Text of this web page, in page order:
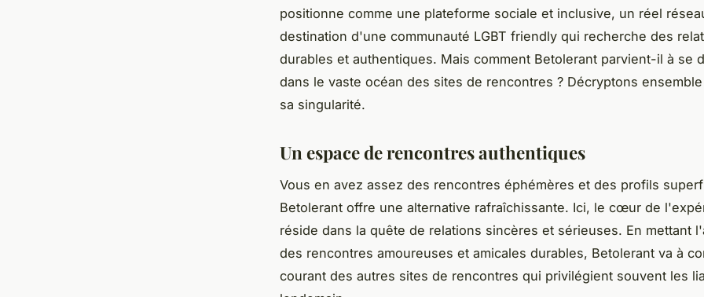
positionne comme une plateforme sociale et inclusive, un réel
destination d'une communauté LGBT friendly qui recherche des
durables et authentiques. Mais comment Betolerant parvient-il à se
dans le vaste océan des sites de rencontres ? Décryptons
sa singularité.
Un espace de rencontres authentiques
Vous en avez assez des rencontres éphémères et des profils
Betolerant offre une alternative rafraîchissante. Ici, le cœur de
réside dans la quête de relations sincères et sérieuses. En mettant
des rencontres amoureuses et amicales durables, Betolerant va à
courant des autres sites de rencontres qui privilégient souvent les